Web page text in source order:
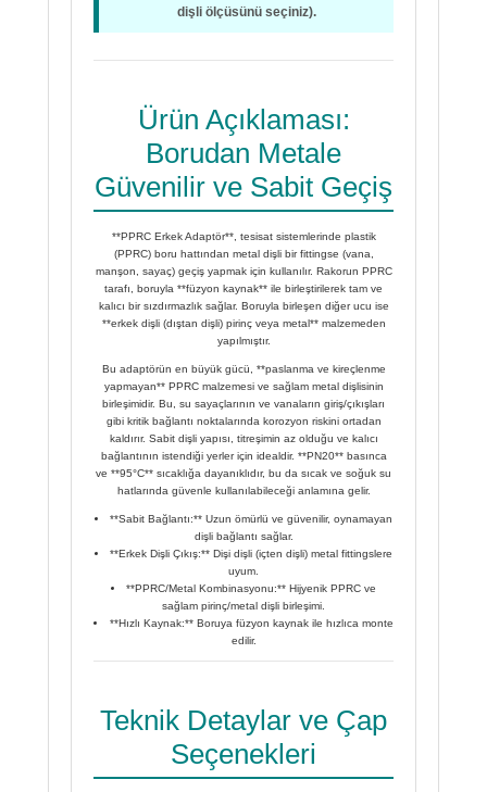
dişli ölçüsünü seçiniz).
Ürün Açıklaması:
Borudan Metale
Güvenilir ve Sabit Geçiş
**PPRC Erkek Adaptör**, tesisat sistemlerinde plastik
(PPRC) boru hattından metal dişli bir fittingse (vana,
manşon, sayaç) geçiş yapmak için kullanılır. Rakorun PPRC
tarafı, boruyla **füzyon kaynak** ile birleştirilerek tam ve
kalıcı bir sızdırmazlık sağlar. Boruyla birleşen diğer ucu ise
**erkek dişli (dıştan dişli) pirinç veya metal** malzemeden
yapılmıştır.
Bu adaptörün en büyük gücü, **paslanma ve kireçlenme
yapmayan** PPRC malzemesi ve sağlam metal dişlisinin
birleşimidir. Bu, su sayaçlarının ve vanaların giriş/çıkışları
gibi kritik bağlantı noktalarında korozyon riskini ortadan
kaldırır. Sabit dişli yapısı, titreşimin az olduğu ve kalıcı
bağlantının istendiği yerler için idealdir. **PN20** basınca
ve **95°C** sıcaklığa dayanıklıdır, bu da sıcak ve soğuk su
hatlarında güvenle kullanılabileceği anlamına gelir.
**Sabit Bağlantı:** Uzun ömürlü ve güvenilir, oynamayan
dişli bağlantı sağlar.
**Erkek Dişli Çıkış:** Dişi dişli (içten dişli) metal fittingslere
uyum.
**PPRC/Metal Kombinasyonu:** Hijyenik PPRC ve
sağlam pirinç/metal dişli birleşimi.
**Hızlı Kaynak:** Boruya füzyon kaynak ile hızlıca monte
edilir.
Teknik Detaylar ve Çap
Seçenekleri